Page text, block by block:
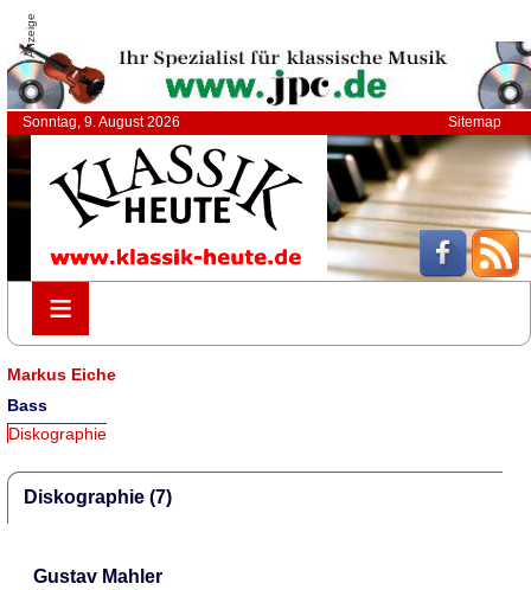
Anzeige
Sonntag, 9. August 2026 Sitemap
≡
≡
Markus Eiche
Bass
Diskographie
Diskographie (7)
Gustav Mahler